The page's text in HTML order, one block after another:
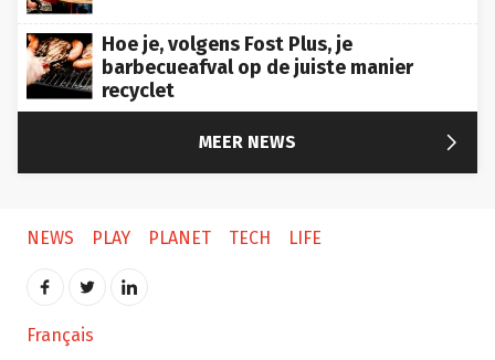
Hoe je, volgens Fost Plus, je
barbecueafval op de juiste manier
recyclet
MEER NEWS 
NEWS PLAY PLANET TECH LIFE
Français